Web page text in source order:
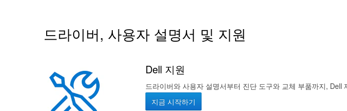
드라이버, 사용자 설명서 및 지원
Dell 지원
드라이버와 사용자 설명서부터 진단 도구와 교체 부품까지, Dell
지금 시작하기